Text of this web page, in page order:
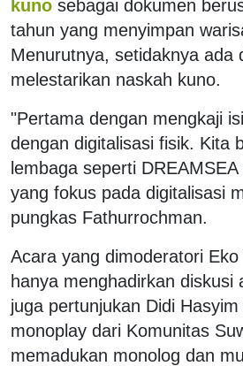
kuno sebagai dokumen
tahun yang menyimpan
Menurutnya, setidaknya ada
melestarikan naskah kuno.
"Pertama dengan mengkaji
dengan digitalisasi fisik. Kita
lembaga seperti
yang fokus pada digitalisasi
pungkas Fathurrochman.
Acara yang dimoderatori
hanya menghadirkan diskusi
juga pertunjukan Didi Hasyim
monoplay dari Komunitas
memadukan monolog dan